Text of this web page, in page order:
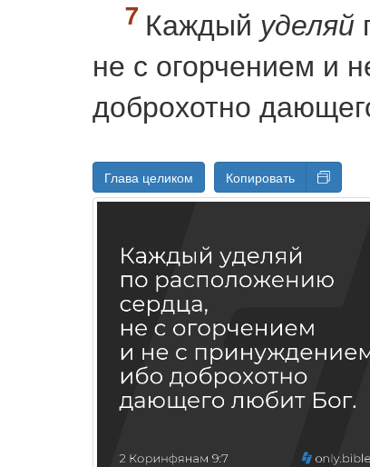
Каждый уделяй
не с огорчением и
доброхотно
Глава целиком Копировать